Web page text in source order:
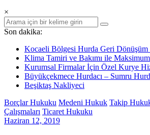
×
Son dakika:
Kocaeli Bölgesi Hurda Geri
Klima Tamiri ve Bakımı ile
Kurumsal Firmalar İçin Özel Kurye
Büyükçekmece Hurdacı – Sumru
Beşiktaş Nakliyeci
Borçlar Hukuku Medeni Hukuk Takip
Çalışmaları Ticaret Hukuku
Haziran 12, 2019